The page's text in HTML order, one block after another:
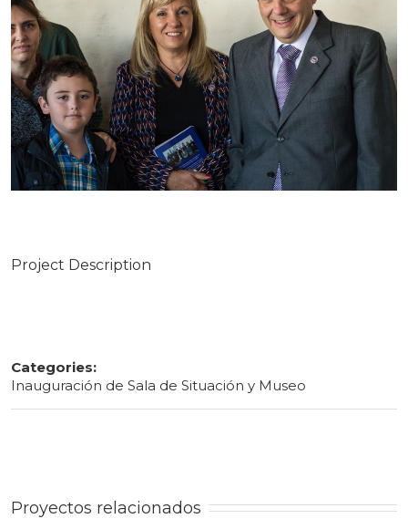
Project Description
Categories:
Inauguración de Sala de Situación y Museo
Proyectos relacionados